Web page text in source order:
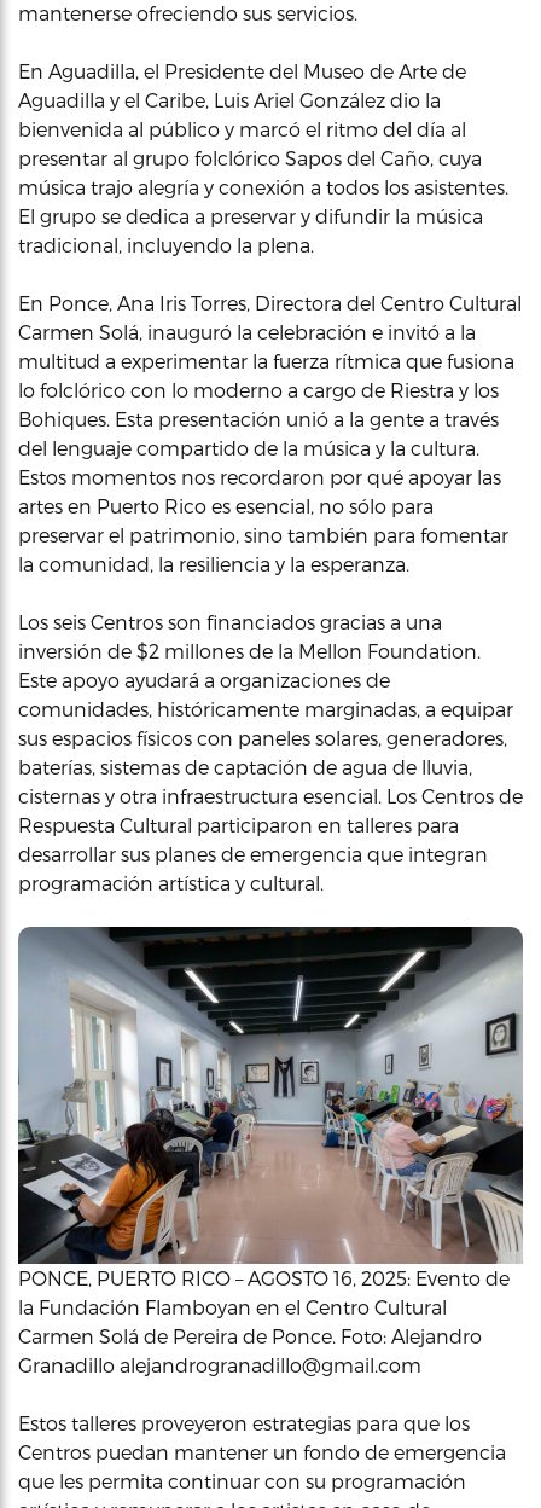
mantenerse ofreciendo sus servicios.
En Aguadilla, el Presidente del Museo de Arte de
Aguadilla y el Caribe, Luis Ariel González dio la
bienvenida al público y marcó el ritmo del día al
presentar al grupo folclórico Sapos del Caño, cuya
música trajo alegría y conexión a todos los asistentes.
El grupo se dedica a preservar y difundir la música
tradicional, incluyendo la plena.
En Ponce, Ana Iris Torres, Directora del Centro Cultural
Carmen Solá, inauguró la celebración e invitó a la
multitud a experimentar la fuerza rítmica que fusiona
lo folclórico con lo moderno a cargo de Riestra y los
Bohiques. Esta presentación unió a la gente a través
del lenguaje compartido de la música y la cultura.
Estos momentos nos recordaron por qué apoyar las
artes en Puerto Rico es esencial, no sólo para
preservar el patrimonio, sino también para fomentar
la comunidad, la resiliencia y la esperanza.
Los seis Centros son financiados gracias a una
inversión de $2 millones de la Mellon Foundation.
Este apoyo ayudará a organizaciones de
comunidades, históricamente marginadas, a equipar
sus espacios físicos con paneles solares, generadores,
baterías, sistemas de captación de agua de lluvia,
cisternas y otra infraestructura esencial. Los Centros de
Respuesta Cultural participaron en talleres para
desarrollar sus planes de emergencia que integran
programación artística y cultural.
PONCE, PUERTO RICO – AGOSTO 16, 2025: Evento de
la Fundación Flamboyan en el Centro Cultural
Carmen Solá de Pereira de Ponce. Foto: Alejandro
Granadillo alejandrogranadillo@gmail.com
Estos talleres proveyeron estrategias para que los
Centros puedan mantener un fondo de emergencia
que les permita continuar con su programación